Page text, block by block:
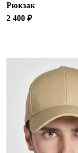
Рюкзак
2 400 ₽